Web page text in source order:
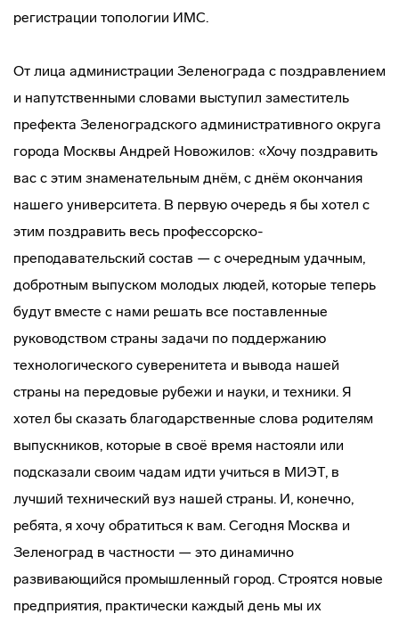
регистрации топологии ИМС.
От лица администрации Зеленограда с поздравлением
и напутственными словами выступил заместитель
префекта Зеленоградского административного округа
города Москвы Андрей Новожилов: «Хочу поздравить
вас с этим знаменательным днём, с днём окончания
нашего университета. В первую очередь я бы хотел с
этим поздравить весь профессорско-
преподавательский состав — с очередным удачным,
добротным выпуском молодых людей, которые теперь
будут вместе с нами решать все поставленные
руководством страны задачи по поддержанию
технологического суверенитета и вывода нашей
страны на передовые рубежи и науки, и техники. Я
хотел бы сказать благодарственные слова родителям
выпускников, которые в своё время настояли или
подсказали своим чадам идти учиться в МИЭТ, в
лучший технический вуз нашей страны. И, конечно,
ребята, я хочу обратиться к вам. Сегодня Москва и
Зеленоград в частности — это динамично
развивающийся промышленный город. Строятся новые
предприятия, практически каждый день мы их